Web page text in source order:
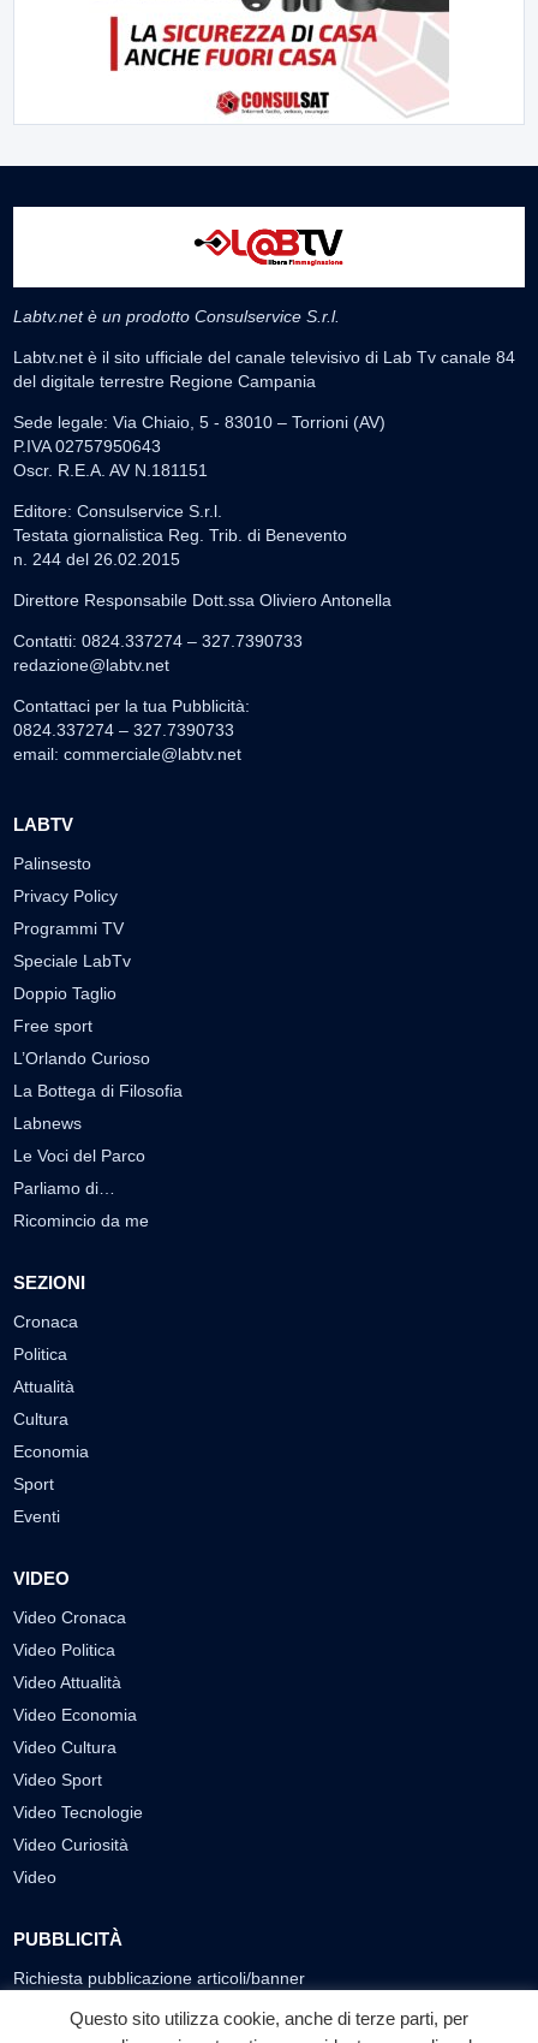
Labtv.net è un prodotto Consulservice S.r.l.
Labtv.net è il sito ufficiale del canale televisivo di Lab Tv canale 84
del digitale terrestre Regione Campania
Sede legale: Via Chiaio, 5 - 83010 – Torrioni (AV)
P.IVA 02757950643
Oscr. R.E.A. AV N.181151
Editore: Consulservice S.r.l.
Testata giornalistica Reg. Trib. di Benevento
n. 244 del 26.02.2015
Direttore Responsabile Dott.ssa Oliviero Antonella
Contatti: 0824.337274 – 327.7390733
redazione@labtv.net
Contattaci per la tua Pubblicità:
0824.337274 – 327.7390733
email: commerciale@labtv.net
LABTV
Palinsesto
Privacy Policy
Programmi TV
Speciale LabTv
Doppio Taglio
Free sport
L’Orlando Curioso
La Bottega di Filosofia
Labnews
Le Voci del Parco
Parliamo di…
Ricomincio da me
SEZIONI
Cronaca
Politica
Attualità
Cultura
Economia
Sport
Eventi
VIDEO
Video Cronaca
Video Politica
Video Attualità
Video Economia
Video Cultura
Video Sport
Video Tecnologie
Video Curiosità
Video
PUBBLICITÀ
Richiesta pubblicazione articoli/banner
SEGUICI SUI SOCIAL
Questo sito utilizza cookie, anche di terze parti, per